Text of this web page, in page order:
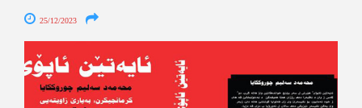
25/12/2023